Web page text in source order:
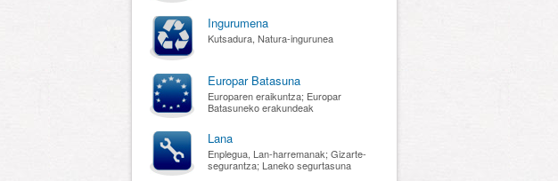
Ingurumena
Kutsadura, Natura-ingurunea
Europar Batasuna
Europaren eraikuntza; Europar
Batasuneko erakundeak
Lana
Enplegua, Lan-harremanak; Gizarte-
segurantza; Laneko segurtasuna